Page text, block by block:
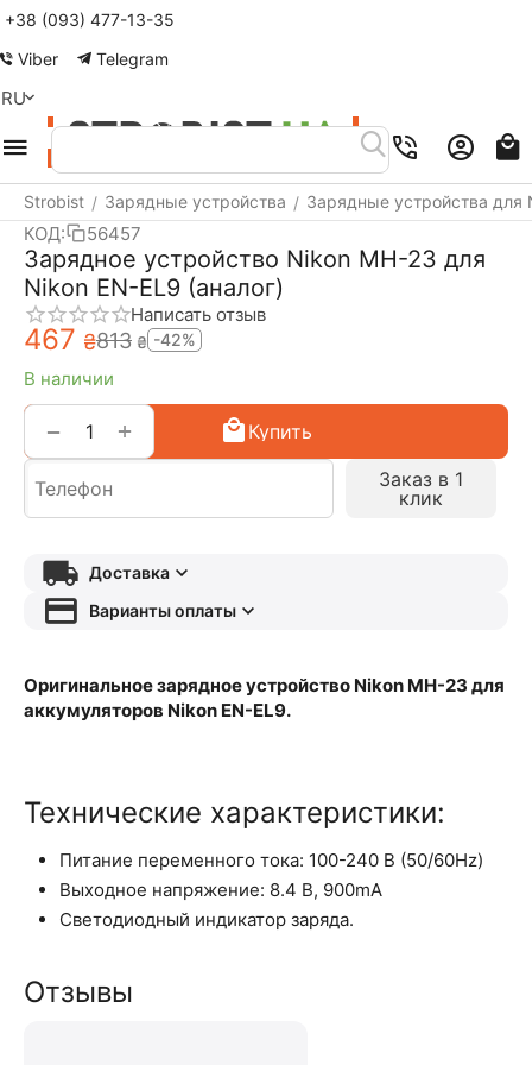
+38 (093) 477-13-35
Viber
Telegram
RU
Strobist / Зарядные устройства / Зарядные устройства для
КОД: 56457
Зарядное устройство Nikon MH-23 для
Nikon EN-EL9 (аналог)
Написать отзыв
‍467‍ ₴‍813‍ ₴ -42%
В наличии
+
−
Купить
Заказ в 1
клик
Доставка
Варианты оплаты
Оригинальное зарядное устройство Nikon MH-23 для
аккумуляторов Nikon EN-EL9.
Технические характеристики:
Питание переменного тока: 100-240 В (50/60Hz)
Выходное напряжение: 8.4 В, 900mA
Светодиодный индикатор заряда.
Отзывы
Меню